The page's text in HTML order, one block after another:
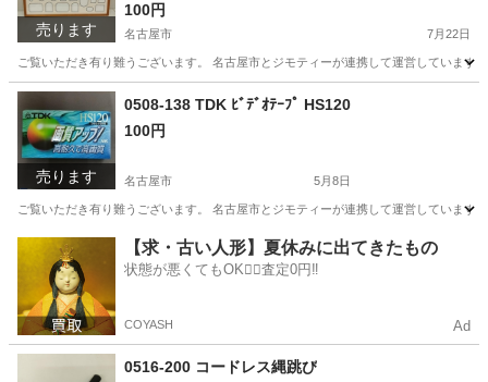
売ります
100円
名古屋市 7月22日
ご覧いただき有り難うございます。 名古屋市とジモティーが連携して運営していま
愛知 名古屋市 コラージュフレーム
売ります
0508-138 TDK ﾋﾞﾃﾞｵﾃｰﾌﾟ HS120
100円
名古屋市 5月8日
ご覧いただき有り難うございます。 名古屋市とジモティーが連携して運営してい
生活雑貨 リユース
【求・古い人形】夏休みに出てきたもの
状態が悪くてもOK🙆‍♀️査定0円‼️
COYASH Ad
0516-200 コードレス縄跳び